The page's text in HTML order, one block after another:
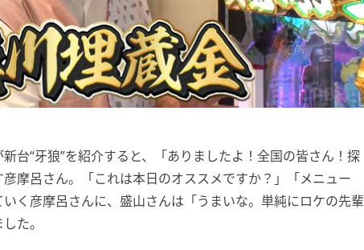
台“牙狼”を紹介すると、「ありましたよ！全国の皆さん！探
摩呂さん。「これは本日のオススメですか？」「メニュー
く彦摩呂さんに、盛山さんは「うまいな。単純にロケの先輩
た。